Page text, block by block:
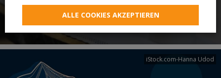
Erstkommunion
iStock.com-Hanna Udod
ALLE COOKIES AKZEPTIEREN